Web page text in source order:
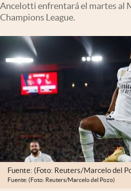
Infotechnology
Mundial 2026
Eventos Corporativos
Mediakit
abre en nueva pestaña
Argentina
Ancelotti enfrentará el martes al
Champions League.
Fuente: (Foto: Reuters/Marcelo del
Fuente: (Foto: Reuters/Marcelo del Pozo)